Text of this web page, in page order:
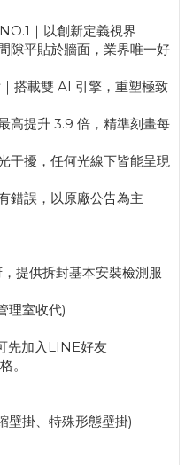
｜以創新定義視界
隙平貼於牆面，業界唯一好
搭載雙 AI 引擎，重塑極致
高提升 3.9 倍，精準刻畫每
干擾，任何光線下皆能呈現
錯誤，以原廠公告為主
提供拆封基本安裝檢測服
理室收代)
先加入LINE好友
。
壁掛、特殊形態壁掛)